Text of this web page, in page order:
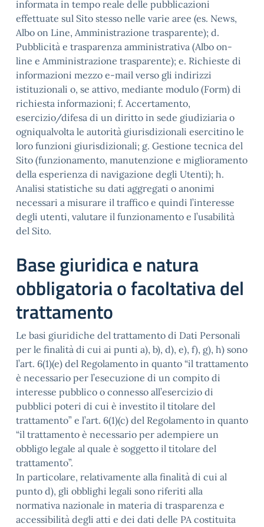
informata in tempo reale delle pubblicazioni
effettuate sul Sito stesso nelle varie aree (es. News,
Albo on Line, Amministrazione trasparente); d.
Pubblicità e trasparenza amministrativa (Albo on-
line e Amministrazione trasparente); e. Richieste di
informazioni mezzo e-mail verso gli indirizzi
istituzionali o, se attivo, mediante modulo (Form) di
richiesta informazioni; f. Accertamento,
esercizio/difesa di un diritto in sede giudiziaria o
ogniqualvolta le autorità giurisdizionali esercitino le
loro funzioni giurisdizionali; g. Gestione tecnica del
Sito (funzionamento, manutenzione e miglioramento
della esperienza di navigazione degli Utenti); h.
Analisi statistiche su dati aggregati o anonimi
necessari a misurare il traffico e quindi l’interesse
degli utenti, valutare il funzionamento e l’usabilità
del Sito.
Base giuridica e natura
obbligatoria o facoltativa del
trattamento
Le basi giuridiche del trattamento di Dati Personali
per le finalità di cui ai punti a), b), d), e), f), g), h) sono
l’art. 6(1)(e) del Regolamento in quanto “il trattamento
è necessario per l’esecuzione di un compito di
interesse pubblico o connesso all’esercizio di
pubblici poteri di cui è investito il titolare del
trattamento” e l’art. 6(1)(c) del Regolamento in quanto
“il trattamento è necessario per adempiere un
obbligo legale al quale è soggetto il titolare del
trattamento”.
In particolare, relativamente alla finalità di cui al
punto d), gli obblighi legali sono riferiti alla
normativa nazionale in materia di trasparenza e
accessibilità degli atti e dei dati delle PA costituita